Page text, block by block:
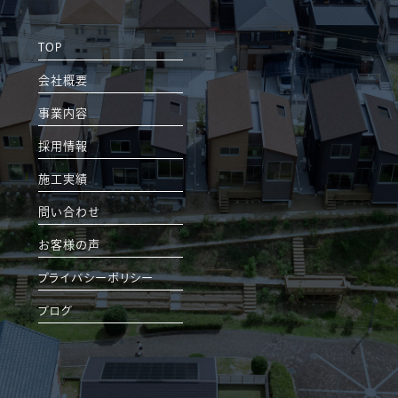
TOP
会社概要
事業内容
採用情報
施工実績
問い合わせ
お客様の声
プライバシーポリシー
ブログ